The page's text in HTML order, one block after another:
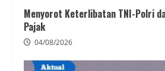
Menyorot Keterlibatan TNI-Polri
Pajak
04/08/2026